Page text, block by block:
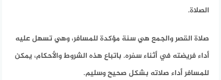
الصلاة.
صلاة القصر والجمع هي سنة مؤكدة للمسافر، وهي تسهل عليه
أداء فريضته في أثناء سفره. باتباع هذه الشروط والأحكام، يمكن
للمسافر أداء صلاته بشكل صحيح وسليم.